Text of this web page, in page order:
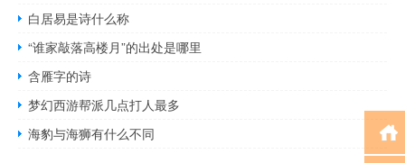
白居易是诗什么称
“谁家敲落高楼月”的出处是哪里
含雁字的诗
梦幻西游帮派几点打人最多
海豹与海狮有什么不同